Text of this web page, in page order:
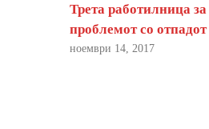
Трета работилница
проблемот со отпадот
ноември 14, 2017